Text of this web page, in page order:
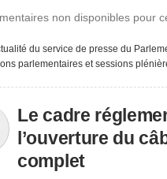
non disponibles pour
du service de presse du
parlementaires et sessions
Le cadre
l’ouverture du
complet